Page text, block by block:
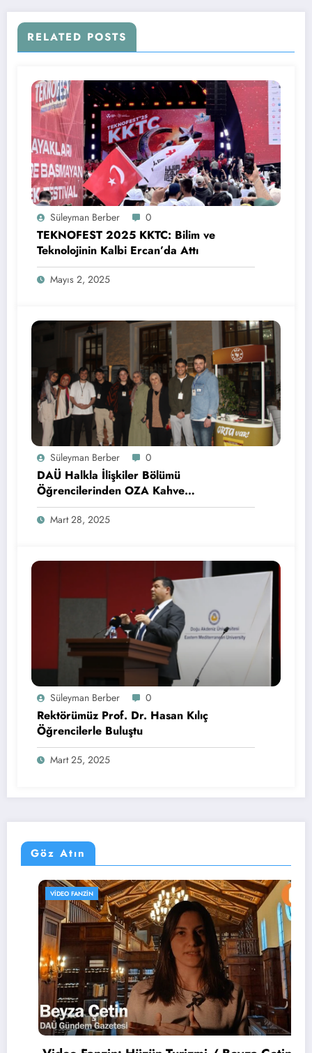
RELATED POSTS
Süleyman Berber 0
TEKNOFEST 2025 KKTC: Bilim ve
Teknolojinin Kalbi Ercan’da Attı
Mayıs 2, 2025
Süleyman Berber 0
DAÜ Halkla İlişkiler Bölümü
Öğrencilerinden OZA Kahve
Sponsorluğunda Lezzetli Bir Etkinlik
Mart 28, 2025
Süleyman Berber 0
Rektörümüz Prof. Dr. Hasan Kılıç
Öğrencilerle Buluştu
Mart 25, 2025
Göz Atın
VIDEO FANZIN